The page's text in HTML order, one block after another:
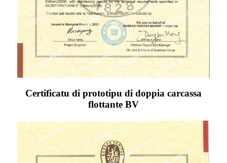
Certificatu di prototipu di doppia carcassa
flottante BV